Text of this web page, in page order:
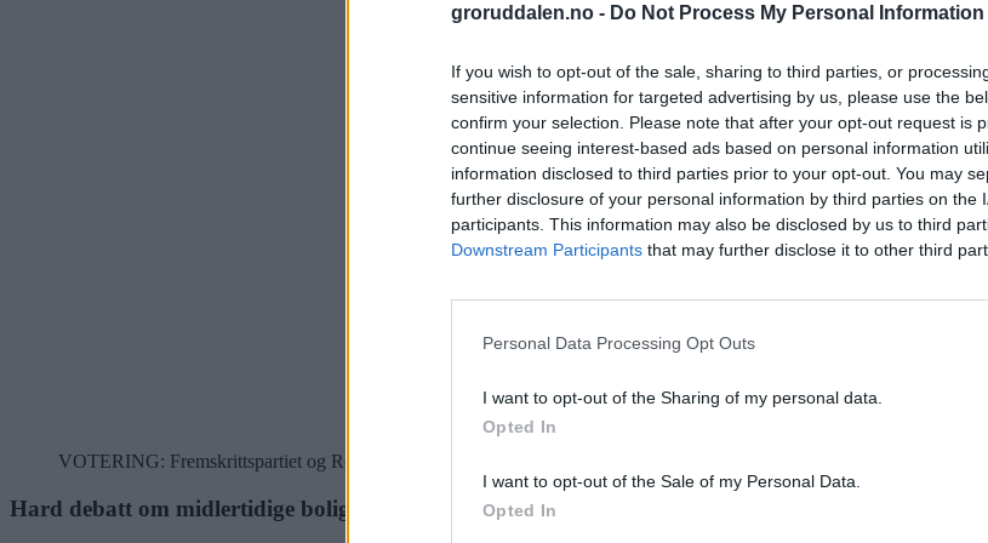
groruddalen.no - Do Not Process My Personal Information
If you wish to opt-out of the sale, sharing to third parties, or
sensitive information for targeted advertising by us, please use the
confirm your selection. Please note that after your opt-out request is
continue seeing interest-based ads based on personal information
information disclosed to third parties prior to your opt-out. You may
further disclosure of your personal information by third parties on the
participants. This information may also be disclosed by us to third
Downstream Participants that may further disclose it to other third
Personal Data Processing Opt Outs
I want to opt-out of the Sharing of my personal data.
Opted In
I want to opt-out of the Sale of my Personal Data.
Opted In
VOTERING: Fremskrittspartiet og Rødt viste stemmetegn da forslaget om midlertidige brakker var oppe for votering.
Hard debatt om midlertidige boligbrakker